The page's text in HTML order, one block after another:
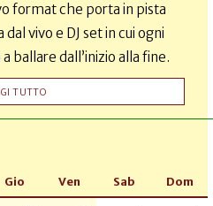
format che porta in pista
vivo e DJ set in cui ogni
ballare dall’inizio alla fine.
TUTTO
Gio Ven Sab Dom